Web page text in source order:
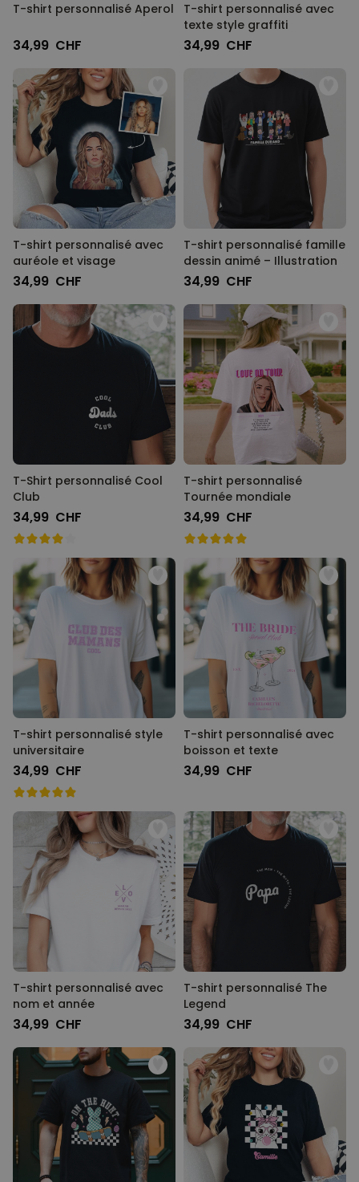
T-shirt personnalisé Aperol
34,99 CHF
T-shirt personnalisé avec
texte style graffiti
34,99 CHF
T-shirt personnalisé avec
auréole et visage
34,99 CHF
T-shirt personnalisé famille
dessin animé – Illustration
34,99 CHF
T-Shirt personnalisé Cool
Club
34,99 CHF
T-shirt personnalisé
Tournée mondiale
34,99 CHF
T-shirt personnalisé style
universitaire
34,99 CHF
T-shirt personnalisé avec
boisson et texte
34,99 CHF
T-shirt personnalisé avec
nom et année
34,99 CHF
T-shirt personnalisé The
Legend
34,99 CHF